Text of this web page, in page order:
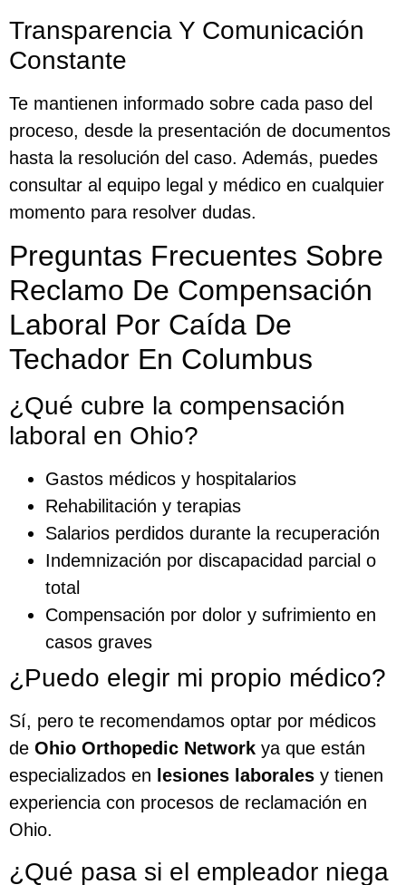
Transparencia Y Comunicación
Constante
Te mantienen informado sobre cada paso del
proceso, desde la presentación de documentos
hasta la resolución del caso. Además, puedes
consultar al equipo legal y médico en cualquier
momento para resolver dudas.
Preguntas Frecuentes Sobre
Reclamo De Compensación
Laboral Por Caída De
Techador En Columbus
¿Qué cubre la compensación
laboral en Ohio?
Gastos médicos y hospitalarios
Rehabilitación y terapias
Salarios perdidos durante la recuperación
Indemnización por discapacidad parcial o
total
Compensación por dolor y sufrimiento en
casos graves
¿Puedo elegir mi propio médico?
Sí, pero te recomendamos optar por médicos
de Ohio Orthopedic Network ya que están
especializados en lesiones laborales y tienen
experiencia con procesos de reclamación en
Ohio.
¿Qué pasa si el empleador niega